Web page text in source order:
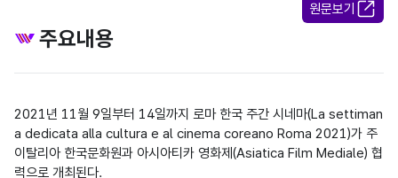
원문보기
주요내용
2021년 11월 9일부터 14일까지 로마 한국 주간 시네마(La settiman
a dedicata alla cultura e al cinema coreano Roma 2021)가 주
이탈리아 한국문화원과 아시아티카 영화제(Asiatica Film Mediale) 협